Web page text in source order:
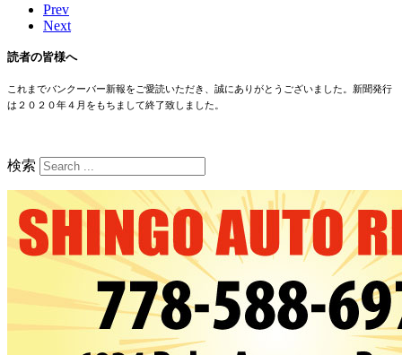
Prev
Next
読者の皆様へ
これまでバンクーバー新報をご愛読いただき、誠にありがとうございました。新聞発行
は２０２０年４月をもちまして終了致しました。
検索